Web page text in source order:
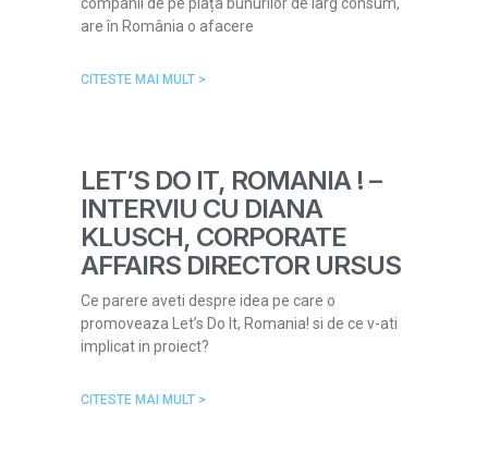
are în România o afacere
CITESTE MAI MULT >
LET’S DO IT, ROMANIA ! –
INTERVIU CU DIANA
KLUSCH, CORPORATE
AFFAIRS DIRECTOR URSUS
Ce parere aveti despre idea pe care o
promoveaza Let’s Do It, Romania! si de ce v-ati
implicat in proiect?
CITESTE MAI MULT >